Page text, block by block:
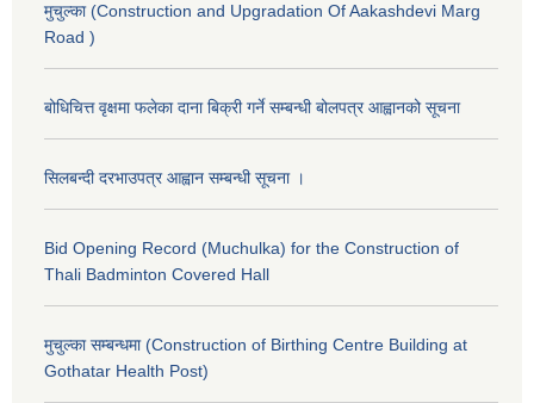
मुचुल्का (Construction and Upgradation Of Aakashdevi Marg
Road )
बोधिचित्त वृक्षमा फलेका दाना बिक्री गर्ने सम्बन्धी बोलपत्र आह्वानको सूचना
सिलबन्दी दरभाउपत्र आह्वान सम्बन्धी सूचना ।
Bid Opening Record (Muchulka) for the Construction of
Thali Badminton Covered Hall
मुचुल्का सम्बन्धमा (Construction of Birthing Centre Building at
Gothatar Health Post)